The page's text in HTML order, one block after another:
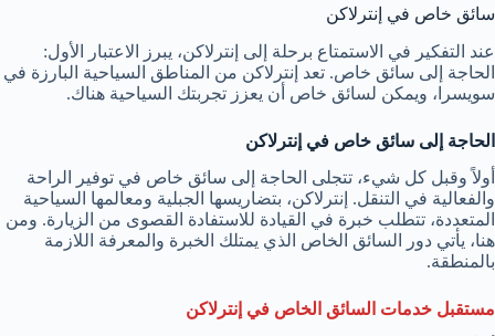
سائق خاص في إنترلاكن
عند التفكير في الاستمتاع برحلة إلى إنترلاكن، يبرز الاعتبار الأول:
الحاجة إلى سائق خاص. تعد إنترلاكن من المناطق السياحية البارزة في
سويسرا، ويمكن لسائق خاص أن يعزز تجربتك السياحية هناك.
الحاجة إلى سائق خاص في إنترلاكن
أولاً وقبل كل شيء، تتجلى الحاجة إلى سائق خاص في توفير الراحة
والفعالية في التنقل. إنترلاكن، بتضاريسها الجبلية ومعالمها السياحية
المتعددة، تتطلب خبرة في القيادة للاستفادة القصوى من الزيارة. ومن
هنا، يأتي دور السائق الخاص الذي يمتلك الخبرة والمعرفة اللازمة
بالمنطقة.
مستقبل خدمات السائق الخاص في إنترلاكن